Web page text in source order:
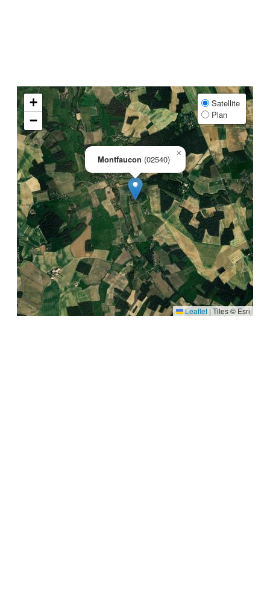
Montfaucon (02540)
×
+
−
Satellite
Plan
Leaflet | Tiles © Esri